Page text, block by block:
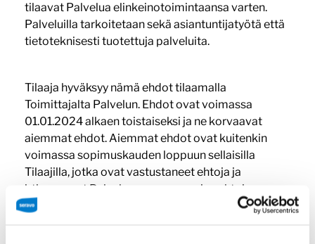
tilaavat Palvelua elinkeinotoimintaansa varten.
Palveluilla tarkoitetaan sekä asiantuntijatyötä että
tietoteknisesti tuotettuja palveluita.
Tilaaja hyväksyy nämä ehdot tilaamalla
Toimittajalta Palvelun. Ehdot ovat voimassa
01.01.2024 alkaen toistaiseksi ja ne korvaavat
aiemmat ehdot. Aiemmat ehdot ovat kuitenkin
voimassa sopimuskauden loppuun sellaisilla
Tilaajilla, jotka ovat vastustaneet ehtoja ja
irtisanoneet Palvelunsa ennen uusien ehtojen
voimaantuloa.